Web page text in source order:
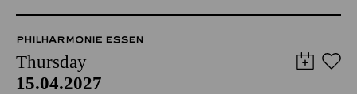
PHILHARMONIE ESSEN
Thursday
15.04.2027